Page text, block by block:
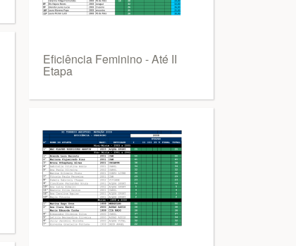
Eficiência Feminino - Até II
Etapa